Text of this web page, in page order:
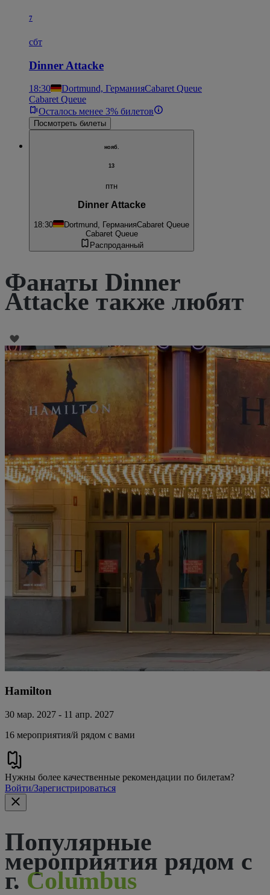
7
сбт
Dinner Attacke
18:30 Dortmund, ГерманияCabaret Queue
Cabaret Queue
Осталось менее 3% билетов
Посмотреть билеты
нояб.
13
птн
Dinner Attacke
18:30 Dortmund, ГерманияCabaret Queue
Cabaret Queue
Распроданный
Фанаты Dinner
Attacke также любят
Hamilton
30 мар. 2027 - 11 апр. 2027
16 мероприятия/й рядом с вами
Нужны более качественные рекомендации по билетам?
Войти/Зарегистрироваться
Популярные
мероприятия рядом с
г. Columbus